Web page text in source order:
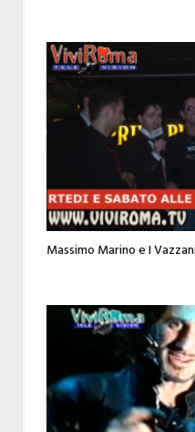
Massimo Marino e I